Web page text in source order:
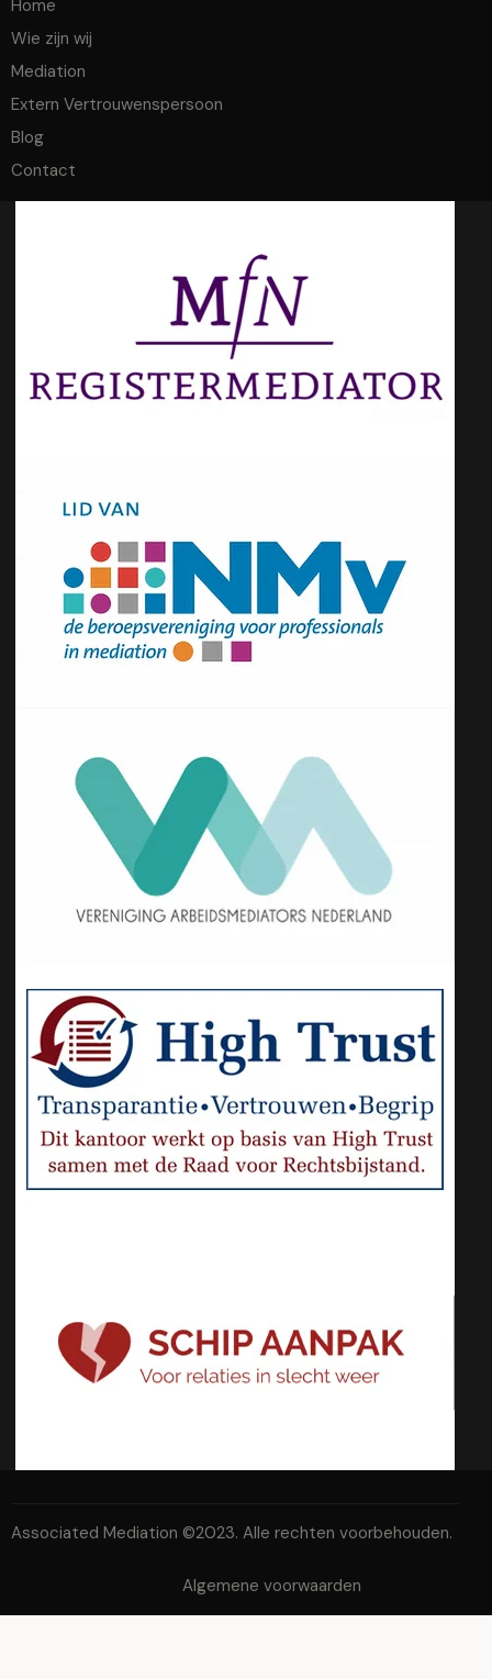
Home
Wie zijn wij
Mediation
Extern Vertrouwenspersoon
Blog
Contact
Associated Mediation ©2023. Alle rechten voorbehouden.
Algemene voorwaarden